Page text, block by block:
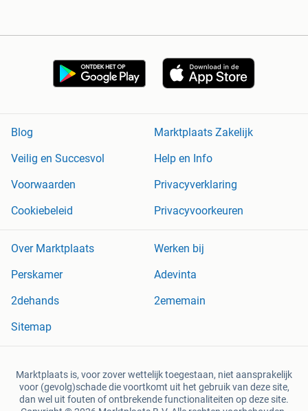
Blog
Marktplaats Zakelijk
Veilig en Succesvol
Help en Info
Voorwaarden
Privacyverklaring
Cookiebeleid
Privacyvoorkeuren
Over Marktplaats
Werken bij
Perskamer
Adevinta
2dehands
2ememain
Sitemap
Marktplaats is, voor zover wettelijk toegestaan, niet aansprakelijk
voor (gevolg)schade die voortkomt uit het gebruik van deze site,
dan wel uit fouten of ontbrekende functionaliteiten op deze site.